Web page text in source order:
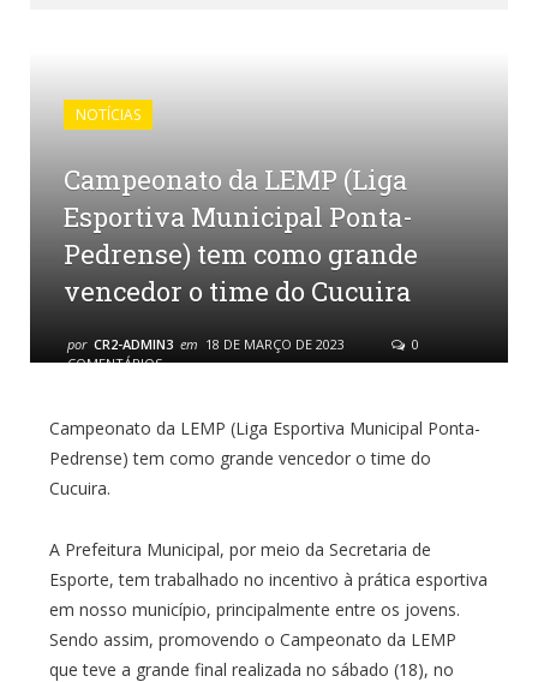
NOTÍCIAS
Campeonato da LEMP (Liga
Esportiva Municipal Ponta-
Pedrense) tem como grande
vencedor o time do Cucuira
por CR2-ADMIN3 em 18 DE MARÇO DE 2023
0
COMENTÁRIOS
Campeonato da LEMP (Liga Esportiva Municipal Ponta-
Pedrense) tem como grande vencedor o time do
Cucuira.
A Prefeitura Municipal, por meio da Secretaria de
Esporte, tem trabalhado no incentivo à prática esportiva
em nosso município, principalmente entre os jovens.
Sendo assim, promovendo o Campeonato da LEMP
que teve a grande final realizada no sábado (18), no